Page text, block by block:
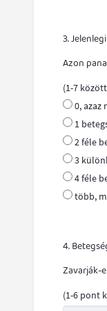
3.
Azon
(1-7
0, azaz
1
2 féle
3
4 féle
több,
4.
Zavarják-
(1-6 pont